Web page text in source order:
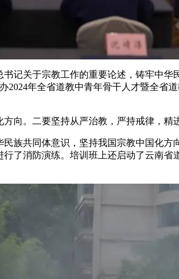
记关于宗教工作的重要论述，铸牢中
年全省道教中青年骨干人才暨全省
向。二要坚持从严治教，严持戒律，精
族共同体意识，坚持我国宗教中国化
了消防演练。培训班上还启动了云南